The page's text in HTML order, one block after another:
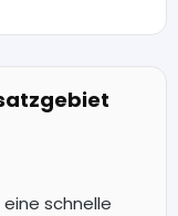
schnelle